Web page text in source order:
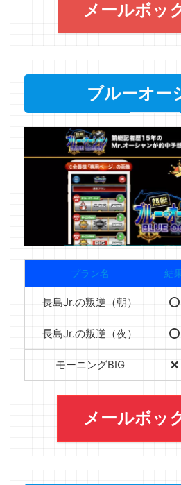
メールボッ
ブルーオー
プラン名 結
長島Jr.の叛逆（朝） ⭕️
長島Jr.の叛逆（夜） ⭕️
モーニングBIG ❌
メールボッ